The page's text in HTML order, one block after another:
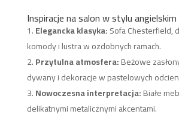
Inspiracje na salon w stylu angielskim
Elegancka klasyka:Sofa Chesterfield,
komody i lustra w ozdobnych ramach.
Przytulna atmosfera:Beżowe
dywany i dekoracje w pastelowych
Nowoczesna interpretacja:Białe
delikatnymi metalicznymi akcentami.